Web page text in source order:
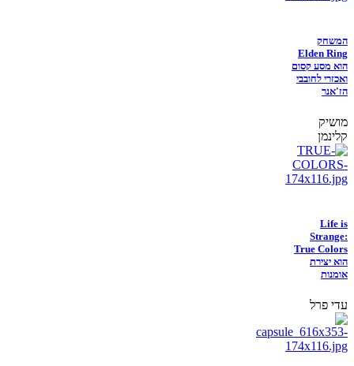
המשחק
Elden Ring
הוא מסע קסום
ואכזרי לחובבי
הז'אנר
מושיק
קלינמן
Life is
Strange:
True Colors
הוא יצירת
אומנות
עדי פרל